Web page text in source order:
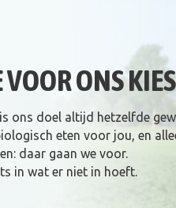
ONS
ons doel altijd hetzelfde
eten voor jou, en
daar gaan we voor.
in wat er niet in hoeft.